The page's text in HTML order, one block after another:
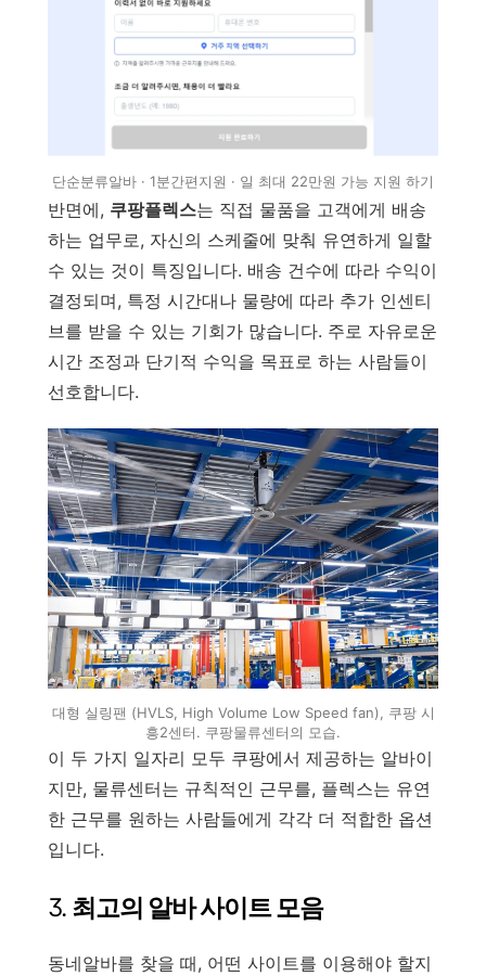
‎단순분류알바 · ‎1분간편지원 · ‎일 최대 22만원 가능 지원 하기
반면에, 쿠팡플렉스는 직접 물품을 고객에게 배송
하는 업무로, 자신의 스케줄에 맞춰 유연하게 일할
수 있는 것이 특징입니다. 배송 건수에 따라 수익이
결정되며, 특정 시간대나 물량에 따라 추가 인센티
브를 받을 수 있는 기회가 많습니다. 주로 자유로운
시간 조정과 단기적 수익을 목표로 하는 사람들이
선호합니다.
대형 실링팬 (HVLS, High Volume Low Speed fan), 쿠팡 시
흥2센터. 쿠팡물류센터의 모습.
이 두 가지 일자리 모두 쿠팡에서 제공하는 알바이
지만, 물류센터는 규칙적인 근무를, 플렉스는 유연
한 근무를 원하는 사람들에게 각각 더 적합한 옵션
입니다.
3. 최고의 알바 사이트 모음
동네알바를 찾을 때, 어떤 사이트를 이용해야 할지